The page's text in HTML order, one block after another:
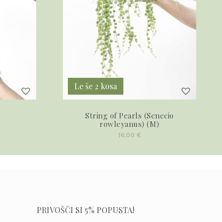
Le še 2 kosa
String of Pearls (Senecio
rowleyanus) (M)
16,00 €
PRIVOŠČI SI 5% POPUSTA!